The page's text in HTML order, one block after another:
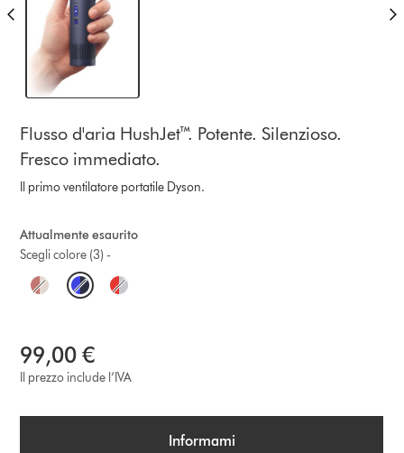
Flusso d'aria HushJet™. Potente. Silenzioso.
Fresco immediato.
Il primo ventilatore portatile Dyson.
Attualmente esaurito
Scegli colore (3) -
O
t
i
o
99,00 €
Il prezzo include l’IVA
Informami